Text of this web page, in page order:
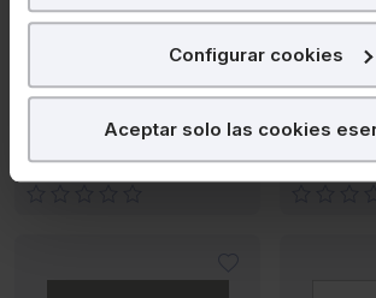
nuestra página web. También con
¿Qué puedes hacer?
Puedesaceptarlas cookies para que
todas las cookies excepto aquellas
Configurar cookies
Aceptar solo las cookies
Internet
-20%
100,00€
Internet
125,00€ -